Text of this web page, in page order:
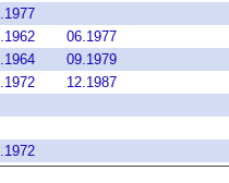
06.1977
09.1979
12.1987